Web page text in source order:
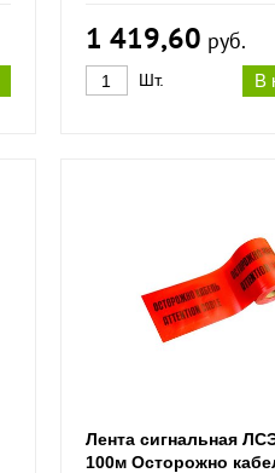
1 419,60 руб.
В
Шт.
Лента сигнальная
100м Осторожно